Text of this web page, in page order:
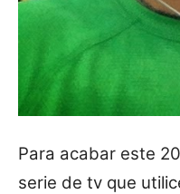
Para acabar este
serie de tv que